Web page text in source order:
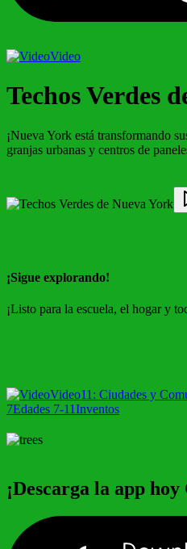
Video
Techos Verdes
¡Nueva York está transformando
granjas urbanas y centros de
¡Sigue explorando!
¡Listo para la escuela, el hogar y
Video11: Ciudades y
7Edades 7-11Inventos
¡Descarga la app